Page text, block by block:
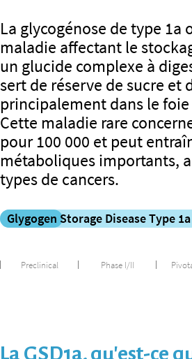
La glycogénose de type 1a
maladie affectant le
un glucide complexe à
sert de réserve de sucre et
principalement dans le
Cette maladie rare
pour 100 000 et peut
métaboliques importants,
types de cancers.
Glygogen Storage Disease Type 1a
Preclinical Phase I/II